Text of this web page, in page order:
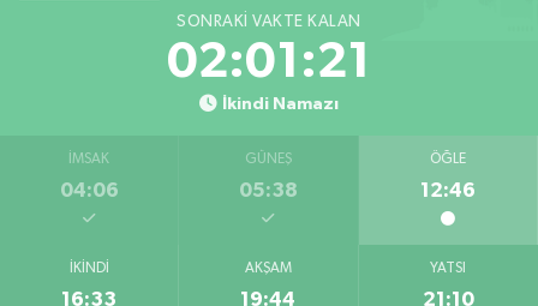
SONRAKI VAKTE KALAN
02:01:20
İkindi Namazı
İMSAK
04:06
GÜNEŞ
05:38
ÖĞLE
12:46
İKINDI
16:33
AKŞAM
19:44
YATSI
21:10